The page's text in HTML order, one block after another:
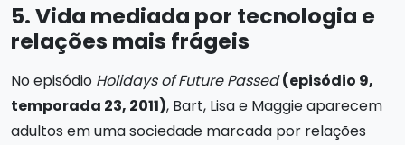
5. Vida mediada por tecnologia e
relações mais frágeis
No episódio Holidays of Future Passed (episódio 9,
temporada 23, 2011), Bart, Lisa e Maggie aparecem
adultos em uma sociedade marcada por relações